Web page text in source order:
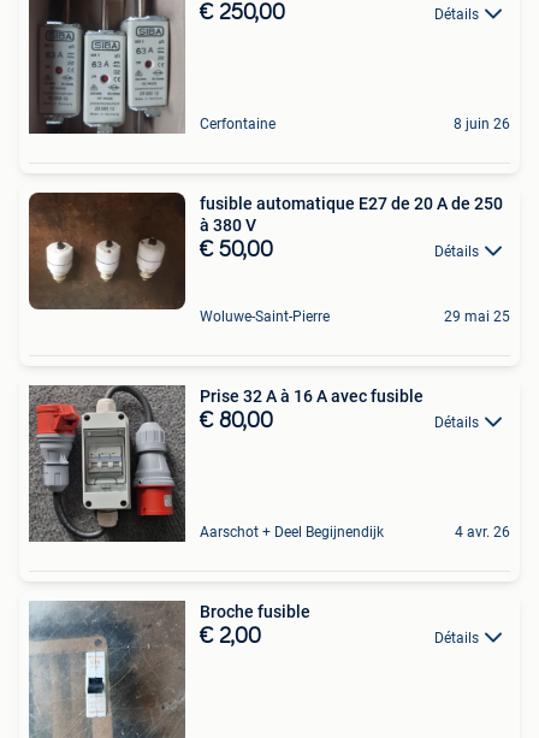
€ 250,00 Détails
Cerfontaine 8 juin 26
fusible automatique E27 de 20 A de 250
à 380 V
€ 50,00 Détails
Woluwe-Saint-Pierre 29 mai 25
Prise 32 A à 16 A avec fusible
€ 80,00 Détails
Aarschot + Deel Begijnendijk 4 avr. 26
Broche fusible
€ 2,00 Détails